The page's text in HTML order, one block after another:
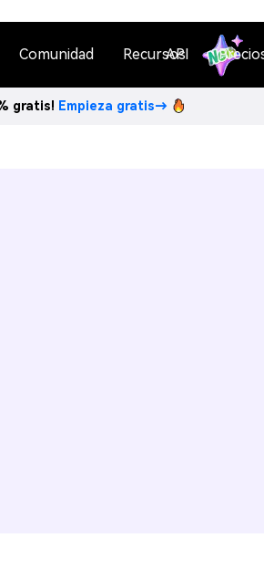
Comunidad Recursos
API
gratis! Empieza gratis→